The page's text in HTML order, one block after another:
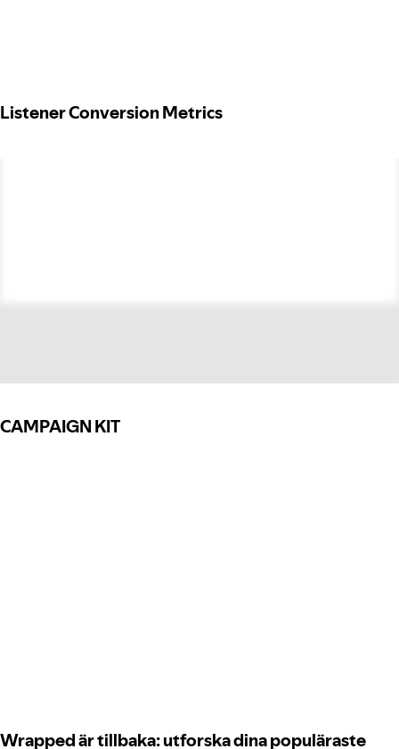
Listener Conversion Metrics
CAMPAIGN KIT
Wrapped är tillbaka: utforska dina populäraste